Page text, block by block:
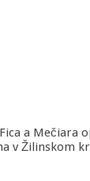
a Mečiara
v Žilinskom